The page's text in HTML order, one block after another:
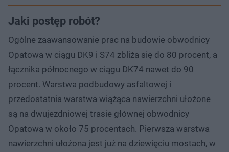
Jaki postęp robót?
Ogólne zaawansowanie prac na budowie obwodnicy
Opatowa w ciągu DK9 i S74 zbliża się do 80 procent, a
łącznika północnego w ciągu DK74 nawet do 90
procent. Warstwa podbudowy asfaltowej i
przedostatnia warstwa wiążąca nawierzchni ułożone
są na dwujezdniowej trasie głównej obwodnicy
Opatowa w około 75 procentach. Pierwsza warstwa
nawierzchni ułożona jest już na dziewięciu mostach, w